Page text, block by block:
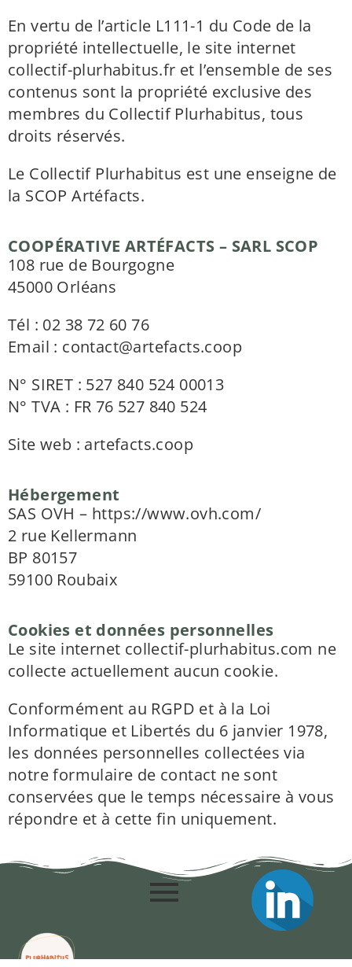
En vertu de l’article L111-1 du Code de la
propriété intellectuelle, le site internet
collectif-plurhabitus.fr et l’ensemble de ses
contenus sont la propriété exclusive des
membres du Collectif Plurhabitus, tous
droits réservés.
Le Collectif Plurhabitus est une enseigne de
la SCOP Artéfacts.
COOPÉRATIVE ARTÉFACTS – SARL SCOP
108 rue de Bourgogne
45000 Orléans
Tél : 02 38 72 60 76
Email : contact@artefacts.coop
N° SIRET : 527 840 524 00013
N° TVA : FR 76 527 840 524
Site web : artefacts.coop
Hébergement
SAS OVH – https://www.ovh.com/
2 rue Kellermann
BP 80157
59100 Roubaix
Cookies et données personnelles
Le site internet collectif-plurhabitus.com ne
collecte actuellement aucun cookie.
Conformément au RGPD et à la Loi
Informatique et Libertés du 6 janvier 1978,
les données personnelles collectées via
notre formulaire de contact ne sont
conservées que le temps nécessaire à vous
répondre et à cette fin uniquement.